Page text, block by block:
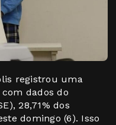
registrou uma
dados do
28,71% dos
domingo (6). Isso